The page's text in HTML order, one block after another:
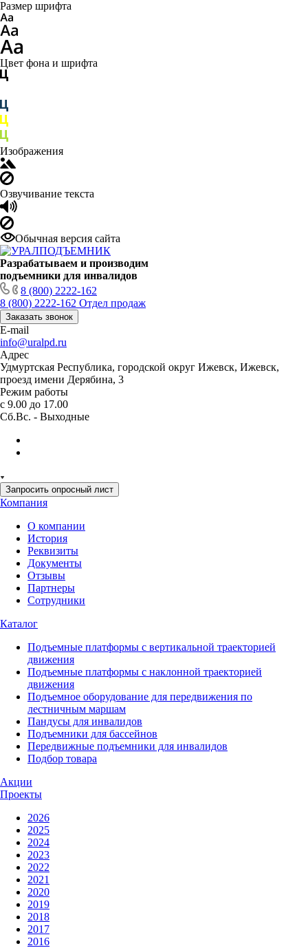
Размер шрифта
Цвет фона и шрифта
Изображения
Озвучивание текста
Обычная версия сайта
Разрабатываем и производим
подъемники для инвалидов
8 (800) 2222-162
8 (800) 2222-162 Отдел продаж
Заказать звонок
E-mail
info@uralpd.ru
Адрес
Удмуртская Республика, городской округ Ижевск, Ижевск,
проезд имени Дерябина, 3
Режим работы
с 9.00 до 17.00
Сб.Вс. - Выходные
Запросить опросный лист
Компания
О компании
История
Реквизиты
Документы
Отзывы
Партнеры
Сотрудники
Каталог
Подъемные платформы с вертикальной траекторией
движения
Подъемные платформы с наклонной траекторией
движения
Подъемное оборудование для передвижения по
лестничным маршам
Пандусы для инвалидов
Подъемники для бассейнов
Передвижные подъемники для инвалидов
Подбор товара
Акции
Проекты
2026
2025
2024
2023
2022
2021
2020
2019
2018
2017
2016